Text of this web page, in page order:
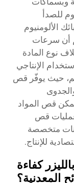
المقاوم للصدأ
مم و٢٠ مم، وسبائك الألومنيوم
مم و١٢ مم، رغم أن سرعات
نوع المادة
الإنتاجي
ذات السماكة بين ١ مم و١٠ مم، حيث يوفّر قص
قص المواد
قص
متخصصة
للإنتاج.
كفاءة
المعدنية؟